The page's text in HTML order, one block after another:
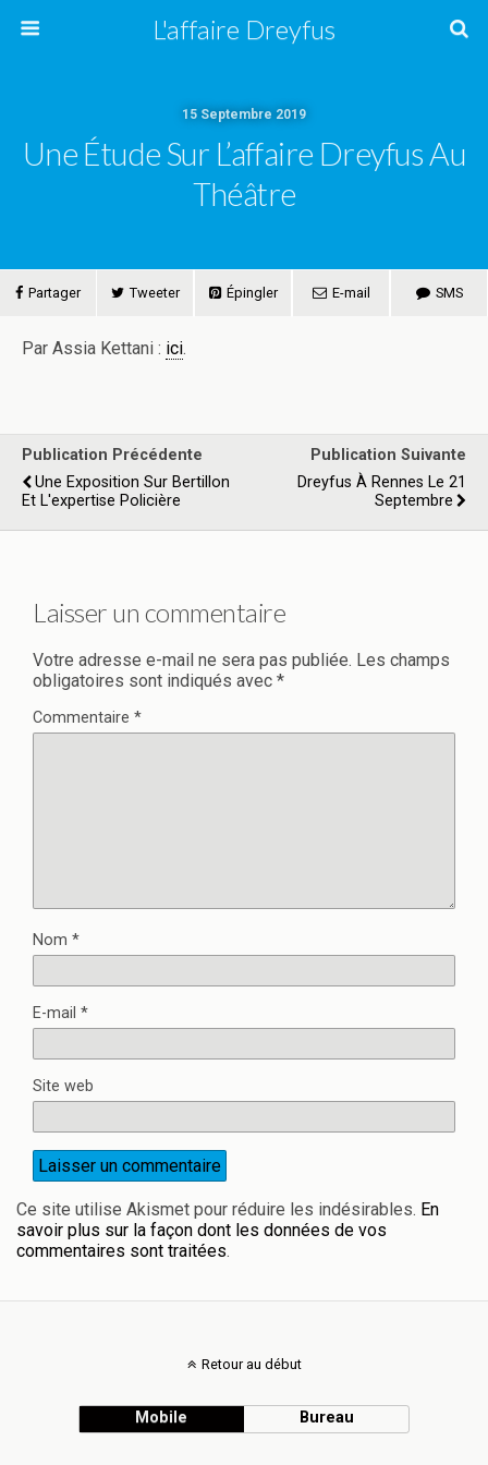
L'affaire Dreyfus
15 Septembre 2019
Une Étude Sur L’affaire Dreyfus Au
Théâtre
Partager Tweeter Épingler E-mail SMS
Par Assia Kettani : ici.
Publication Précédente
Une Exposition Sur Bertillon
Et L'expertise Policière
Publication Suivante
Dreyfus À Rennes Le 21
Septembre
Laisser un commentaire
Votre adresse e-mail ne sera pas publiée. Les champs
obligatoires sont indiqués avec *
Commentaire *
Nom *
E-mail *
Site web
Ce site utilise Akismet pour réduire les indésirables. En
savoir plus sur la façon dont les données de vos
commentaires sont traitées.
Retour au début
Mobile Bureau